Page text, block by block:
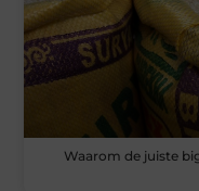
Waarom de juiste